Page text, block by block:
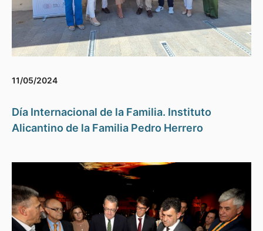
11/05/2024
Día Internacional de la Familia. Instituto
Alicantino de la Familia Pedro Herrero